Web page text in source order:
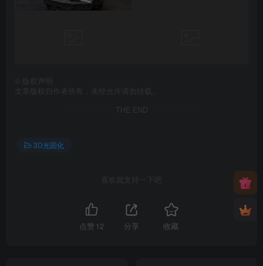
版权声明
文章版权归作者所有，未经允许请勿转载。
THE END
3D光固化
喜欢就支持一下吧
点赞 12 分享 收藏